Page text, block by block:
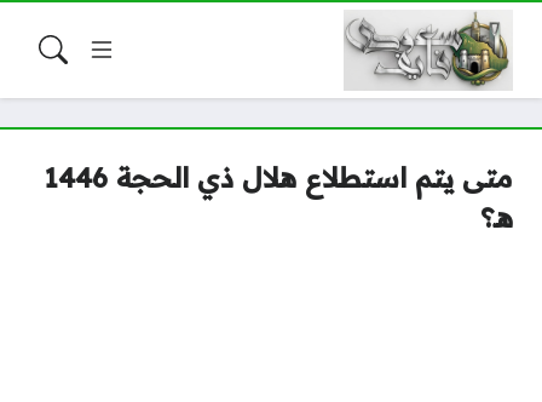
متى يتم استطلاع هلال ذي الحجة 1446
هـ؟